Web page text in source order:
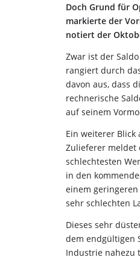
Doch Grund für
markierte der
notiert der
Zwar ist der
rangiert durch
davon aus, dass
rechnerische
auf seinem
Ein weiterer
Zulieferer meldet
schlechtesten
in den
einem
sehr schlechten
Dieses sehr
dem endgültigen
Industrie nahezu